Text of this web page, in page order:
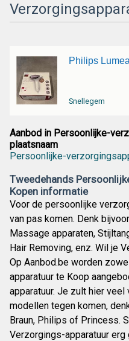
Philips
Snellegem
Aanbod in Persoonlijke-
plaatsnaam
Persoonlijke-
Tweedehands
Kopen informatie
Voor de persoonlijke
van pas komen. Denk
Massage apparaten,
Hair Removing, enz. Wil je
Op Aanbod.be worden
apparatuur te Koop
apparatuur. Je zult hier
modellen tegen komen,
Braun, Philips of Princess.
Verzorgings-apparatuur erg